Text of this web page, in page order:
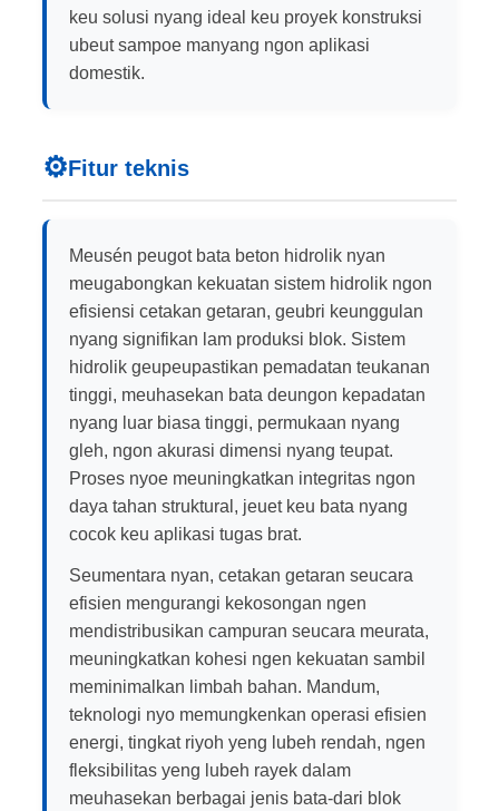
keu solusi nyang ideal keu proyek konstruksi
ubeut sampoe manyang ngon aplikasi
domestik.
⚙️Fitur teknis
Meusén peugot bata beton hidrolik nyan
meugabongkan kekuatan sistem hidrolik ngon
efisiensi cetakan getaran, geubri keunggulan
nyang signifikan lam produksi blok. Sistem
hidrolik geupeupastikan pemadatan teukanan
tinggi, meuhasekan bata deungon kepadatan
nyang luar biasa tinggi, permukaan nyang
gleh, ngon akurasi dimensi nyang teupat.
Proses nyoe meuningkatkan integritas ngon
daya tahan struktural, jeuet keu bata nyang
cocok keu aplikasi tugas brat.
Seumentara nyan, cetakan getaran seucara
efisien mengurangi kekosongan ngen
mendistribusikan campuran seucara meurata,
meuningkatkan kohesi ngen kekuatan sambil
meminimalkan limbah bahan. Mandum,
teknologi nyo memungkenkan operasi efisien
energi, tingkat riyoh yeng lubeh rendah, ngen
fleksibilitas yeng lubeh rayek dalam
meuhasekan berbagai jenis bata-dari blok